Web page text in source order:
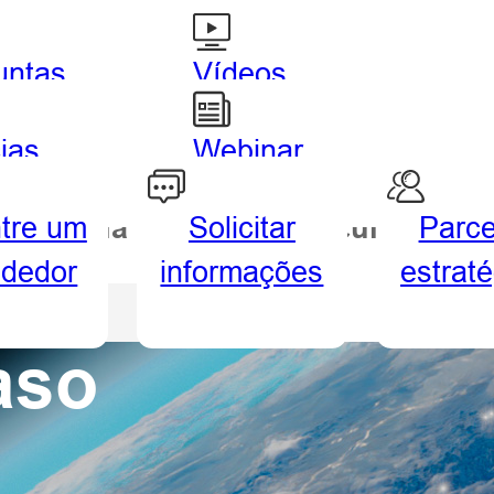
Agricultura
Vídeos
tutoriais
Webinar
um
Solicitar
informações